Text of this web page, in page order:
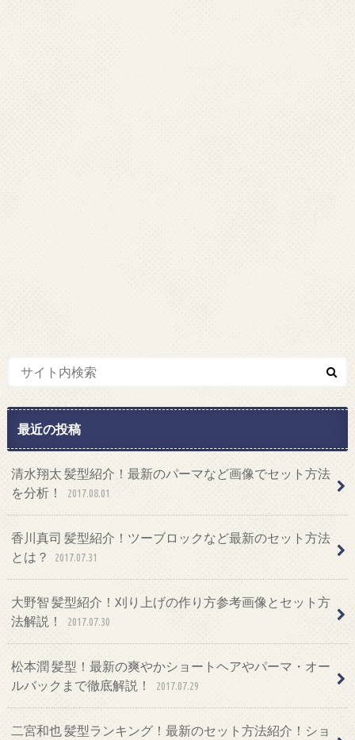
最近の投稿
清水翔太 髪型紹介！最新のパーマなど画像でセット方法
を分析！
2017.08.01
香川真司 髪型紹介！ツーブロックなど最新のセット方法
とは？
2017.07.31
大野智 髪型紹介！刈り上げの作り方参考画像とセット方
法解説！
2017.07.30
松本潤 髪型！最新の爽やかショートヘアやパーマ・オー
ルバックまで徹底解説！
2017.07.29
二宮和也 髪型ランキング！最新のセット方法紹介！ショ